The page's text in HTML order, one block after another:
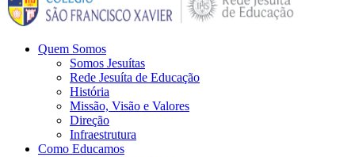
Quem Somos
Somos Jesuítas
Rede Jesuíta de Educação
História
Missão, Visão e Valores
Direção
Infraestrutura
Como Educamos